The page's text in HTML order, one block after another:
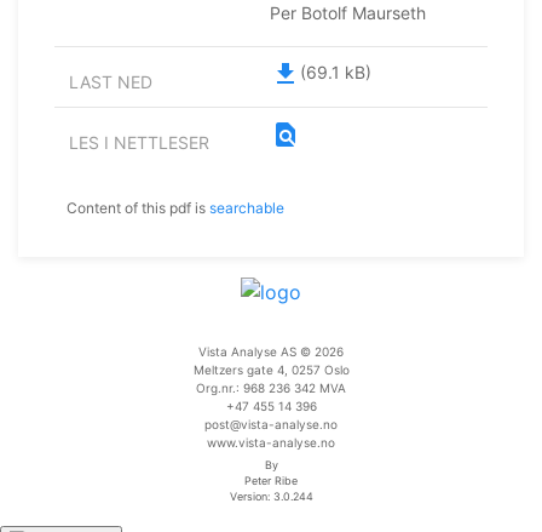
Per Botolf Maurseth
LAST NED file_download (69.1 kB)
LES I NETTLESER find_in_page
Content of this pdf is searchable
Vista Analyse AS © 2026
Meltzers gate 4, 0257 Oslo
Org.nr.: 968 236 342 MVA
+47 455 14 396
post@vista-analyse.no
www.vista-analyse.no
By
Peter Ribe
Version: 3.0.244